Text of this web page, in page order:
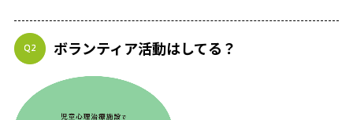
ボランティア活動はしてる？